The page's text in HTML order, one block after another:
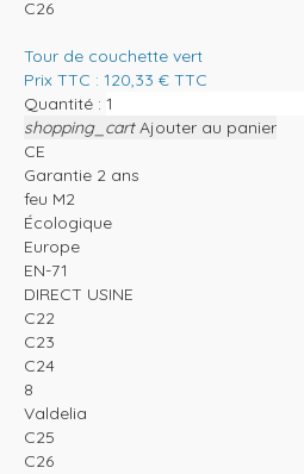
C26
Tour de couchette vert
Prix TTC : 120,33 € TTC
Quantité :
shopping_cart Ajouter au panier
CE
Garantie 2 ans
feu M2
Écologique
Europe
EN-71
DIRECT USINE
C22
C23
C24
8
Valdelia
C25
C26